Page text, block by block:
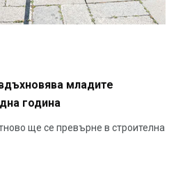
младите
година
ще се превърне в строителна